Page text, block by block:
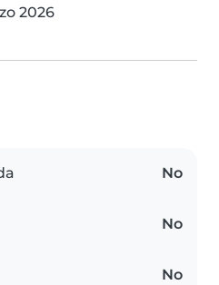
2026
No
No
No